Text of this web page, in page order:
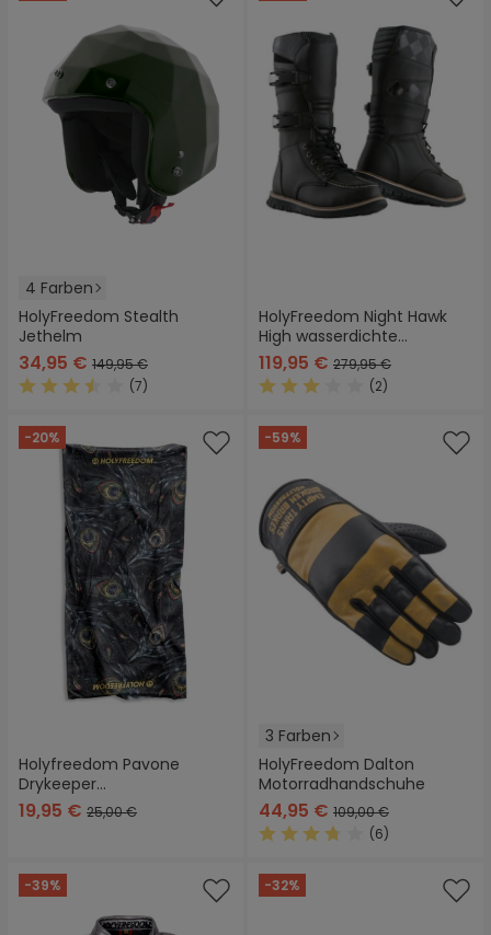
4 Farben
HolyFreedom Stealth
Jethelm
34,95 € 149,95 €
(7)
HolyFreedom Night Hawk
High wasserdichte
Motorradstiefel
119,95 € 279,95 €
(2)
-20%
Holyfreedom Pavone
Drykeeper
Multifunktionstuch
19,95 € 25,00 €
-59%
3 Farben
HolyFreedom Dalton
Motorradhandschuhe
44,95 € 109,00 €
(6)
-39% -32%